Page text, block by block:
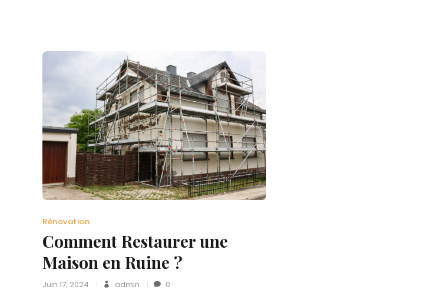
Rénovation
Comment Restaurer une
Maison en Ruine ?
Juin 17, 2024 admin 0